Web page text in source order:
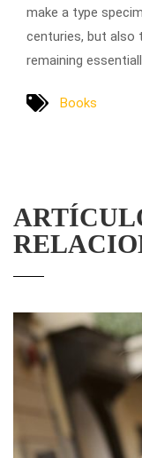
make a type
centuries, but also
remaining
Books